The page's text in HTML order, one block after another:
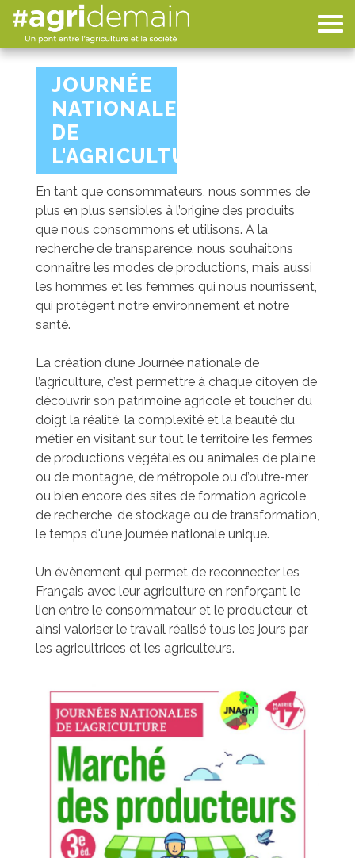
JOURNÉE
NATIONALE
DE
L'AGRICULTURE
En tant que consommateurs, nous sommes de
plus en plus sensibles à l’origine des produits
que nous consommons et utilisons. A la
recherche de transparence, nous souhaitons
connaître les modes de productions, mais aussi
les hommes et les femmes qui nous nourrissent,
qui protègent notre environnement et notre
santé.
La création d’une Journée nationale de
l’agriculture, c’est permettre à chaque citoyen de
découvrir son patrimoine agricole et toucher du
doigt la réalité, la complexité et la beauté du
métier en visitant sur tout le territoire les fermes
de productions végétales ou animales de plaine
ou de montagne, de métropole ou d’outre-mer
ou bien encore des sites de formation agricole,
de recherche, de stockage ou de transformation,
le temps d'une journée nationale unique.
Un évènement qui permet de reconnecter les
Français avec leur agriculture en renforçant le
lien entre le consommateur et le producteur, et
ainsi valoriser le travail réalisé tous les jours par
les agricultrices et les agriculteurs.